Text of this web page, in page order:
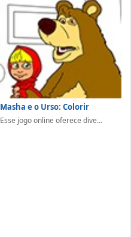
Masha e o Urso: Colorir
Esse jogo online oferece dive...